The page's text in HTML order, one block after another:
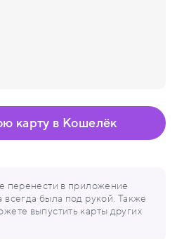
перенести в приложение
была под рукой. Также
выпустить карты других
карту в Кошелёк